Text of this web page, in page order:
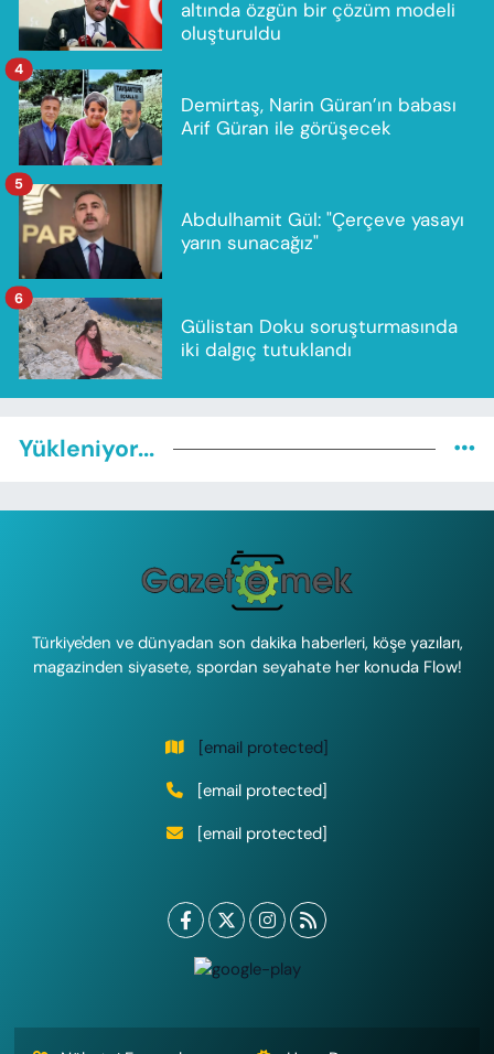
altında özgün bir çözüm modeli
oluşturuldu
Demirtaş, Narin Güran’ın babası
Arif Güran ile görüşecek
4
Abdulhamit Gül: "Çerçeve yasayı
yarın sunacağız"
5
Gülistan Doku soruşturmasında
iki dalgıç tutuklandı
6
Yükleniyor...
Türkiye'den ve dünyadan son dakika haberleri, köşe yazıları,
magazinden siyasete, spordan seyahate her konuda Flow!
[email protected]
[email protected]
[email protected]